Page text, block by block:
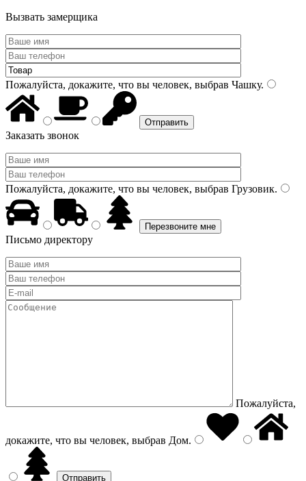
Вызвать замерщика
Пожалуйста, докажите, что вы человек, выбрав Чашку.
Заказать звонок
Пожалуйста, докажите, что вы человек, выбрав Грузовик.
Письмо директору
Пожалуйста,
докажите, что вы человек, выбрав Дом.